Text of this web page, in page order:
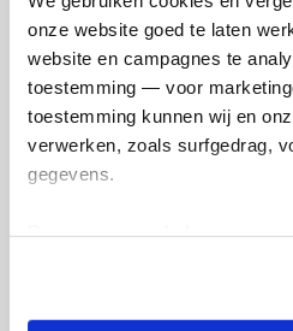
onze website goed te laten
website en campagnes te
toestemming — voor
toestemming kunnen wij en
verwerken, zoals surfgedrag,
gegevens.
tonen. Je kunt je toestemming
intrekken via Cookie
Annick's